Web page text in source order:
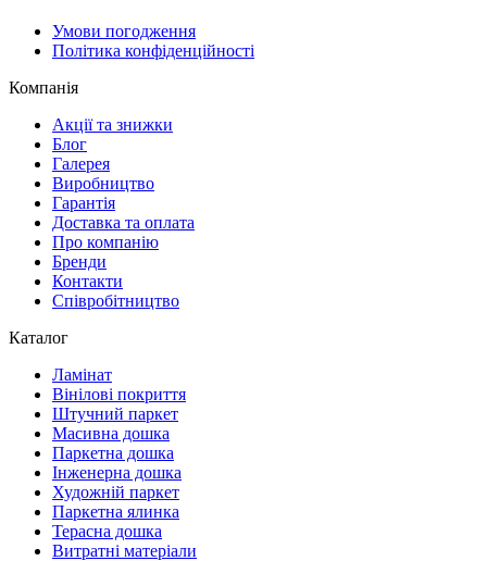
Умови погодження
Політика конфіденційності
Компанія
Акції та знижки
Блог
Галерея
Виробництво
Гарантія
Доставка та оплата
Про компанію
Бренди
Контакти
Співробітництво
Каталог
Ламінат
Вінілові покриття
Штучний паркет
Масивна дошка
Паркетна дошка
Інженерна дошка
Художній паркет
Паркетна ялинка
Терасна дошка
Витратні матеріали